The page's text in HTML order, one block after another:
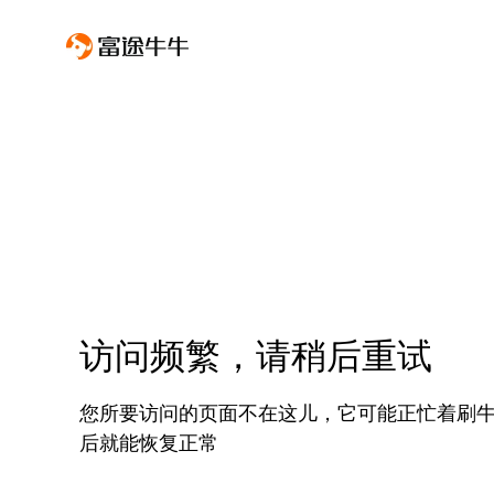
访问频繁，请稍后重试
您所要访问的页面不在这儿，它可能正忙着刷
后就能恢复正常